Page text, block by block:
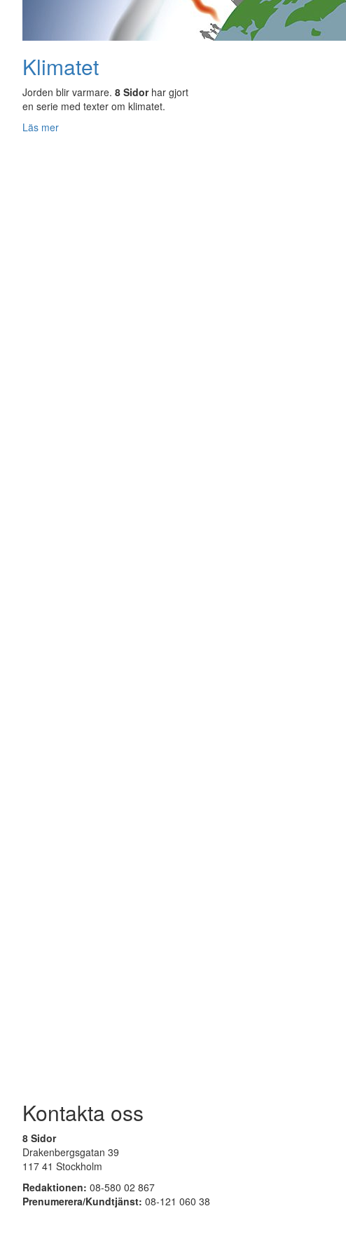
Klimatet
Jorden blir varmare. 8 Sidorhar gjort
en serie med texter om klimatet.
Läs mer
Kontakta oss
8 Sidor
Drakenbergsgatan 39
117 41 Stockholm
Redaktionen: 08-580 02 867
Prenumerera/Kundtjänst: 08-121 060 38